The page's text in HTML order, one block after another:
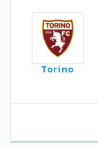
Torino